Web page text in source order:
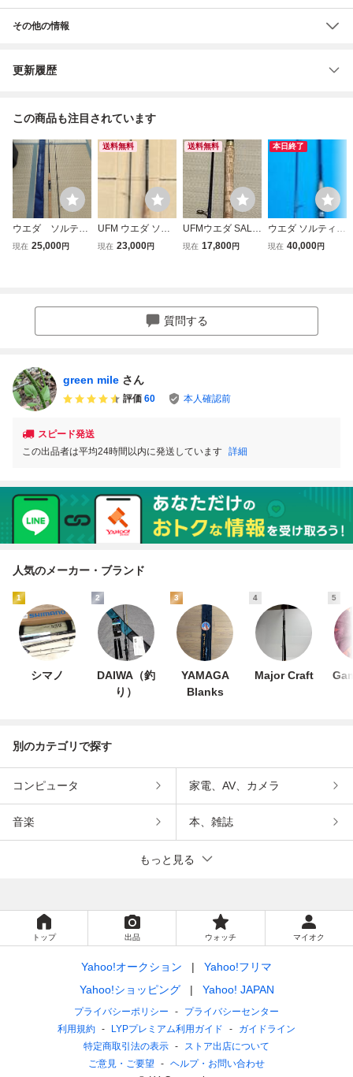
その他の情報
更新履歴
この商品も注目されています
ウエダ ソルティ
ープラッガー シ
現在 25,000円
送料無料
UFM ウエダ ソル
ティープラッガー
現在 23,000円
送料無料
UFMウエダ SALT
Y PLUGGER SPS
現在 17,800円
本日終了
ウエダ ソルティー
プラッガー SPS-1
現在 40,000円
質問する
green mile さん
評価 60 本人確認前
スピード発送
この出品者は平均24時間以内に発送しています 詳細
人気のメーカー・ブランド
1
シマノ
2
DAIWA（釣
り）
3
YAMAGA
Blanks
4
Major Craft
5
別のカテゴリで探す
コンピュータ 家電、AV、カメラ
音楽 本、雑誌
もっと見る
トップ 出品 ウォッチ マイオク
Yahoo!オークション
Yahoo!フリマ
Yahoo!ショッピング
Yahoo! JAPAN
プライバシーポリシー
プライバシーセンター
利用規約
LYPプレミアム利用ガイド
ガイドライン
特定商取引法の表示
ストア出店について
ご意見・ご要望
ヘルプ・お問い合わせ